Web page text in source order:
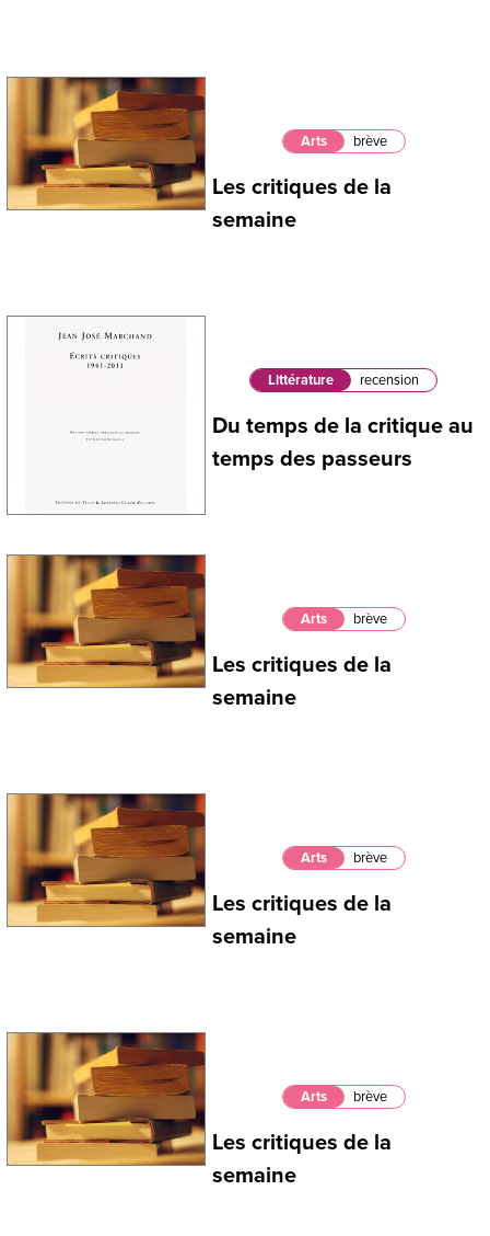
Arts brève
Les critiques de la
semaine
Littérature recension
Du temps de la critique au
temps des passeurs
Arts brève
Les critiques de la
semaine
Arts brève
Les critiques de la
semaine
Arts brève
Les critiques de la
semaine